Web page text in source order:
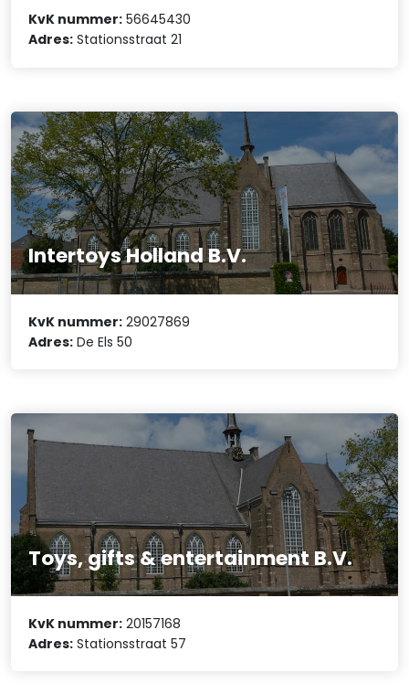
KvK nummer: 56645430
Adres: Stationsstraat 21
Intertoys Holland B.V.
KvK nummer: 29027869
Adres: De Els 50
Toys, gifts & entertainment B.V.
KvK nummer: 20157168
Adres: Stationsstraat 57